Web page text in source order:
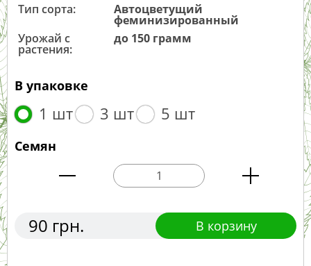
Тип сорта:
Автоцветущий
феминизированный
Урожай с
растения:
до 150 грамм
В упаковке
1 шт 3 шт 5 шт
Семян
90 грн. В корзину